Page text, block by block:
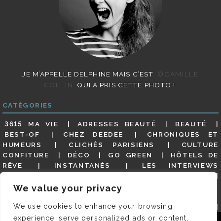
We value your privacy
We use cookies to enhance your browsing
experience, serve personalized ads or content,
JE M’APPELLE DELPHINE MAIS C’EST
©CAMILLE
COLLIN
QUI A PRIS CETTE PHOTO !
CATÉGORIES
3615 MA VIE ADRESSES BEAUTÉ
BEAUTÉ
BEST-OF
CHEZ DEEDEE
CHRONIQUES ET
HUMEURS
CLICHÉS PARISIENS
CULTURE
CONFITURE
DÉCO GO GREEN
HÔTELS DE
RÊVE
INSTANTANÉS
LES INTERVIEWS
MES ADRESSES
MODE NON CLASSÉ
GUIDE
PARIS EN PHOTOS
RESTAURANTS
REVUE DE PRESSE DÉTAILLÉE, SIOU PLAIT